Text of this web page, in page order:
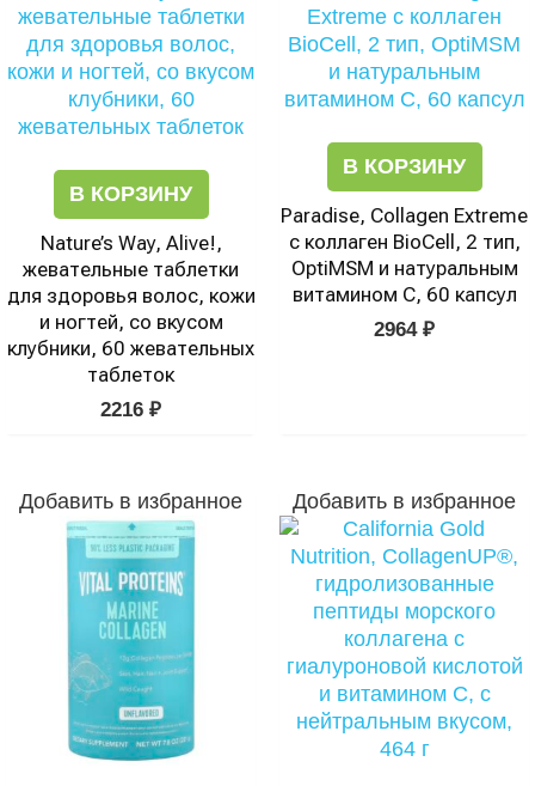
В КОРЗИНУ
Nature’s Way, Alive!,
жевательные таблетки
для здоровья волос, кожи
и ногтей, со вкусом
клубники, 60 жевательных
таблеток
2216 ₽
В КОРЗИНУ
Paradise, Collagen Extreme
с коллаген BioCell, 2 тип,
OptiMSM и натуральным
витамином C, 60 капсул
2964 ₽
Добавить в избранное Добавить в избранное